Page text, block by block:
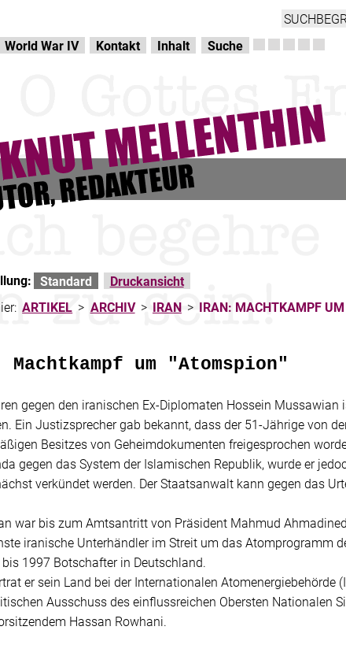
World War IV Kontakt Inhalt Suche
Standard
Druckansicht
ARTIKEL > ARCHIV > IRAN > IRAN: MACHTKAMPF
um "Atomspion"
gegen den iranischen Ex-Diplomaten Hossein
Ein Justizsprecher gab bekannt, dass der 51-Jährige von
Besitzes von Geheimdokumenten freigesprochen
gegen das System der Islamischen Republik, wurde er
verkündet werden. Der Staatsanwalt kann gegen das
war bis zum Amtsantritt von Präsident Mahmud
iranische Unterhändler im Streit um das Atomprogramm
1997 Botschafter in Deutschland.
er sein Land bei der Internationalen Atomenergiebehörde
Ausschuss des einflussreichen Obersten Nationalen
Hassan Rowhani.